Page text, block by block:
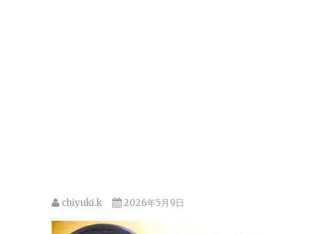
chiyuki.k 2026年5月9日